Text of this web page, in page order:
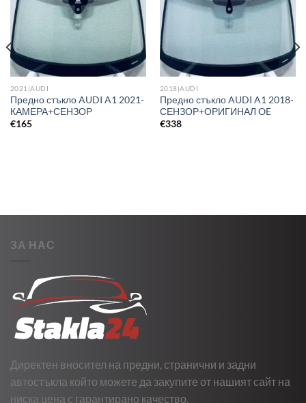
2021|AUDI
Предно стъкло AUDI A1 2021-
КАМЕРА+СЕНЗОР
€165
2018|AUDI
Предно стъкло AUDI A1 2018-
СЕНЗОР+ОРИГИНАЛ OE
€338
ЗА НАС
Директен вносител на предни, странични и задни
автостъкла който можете да закупите от нашият сайт на
ниска цена с гарантирано качество.